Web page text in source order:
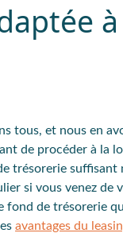
tous, et nous en
de procéder à la
trésorerie
si vous venez
fond de trésorerie
avantages du